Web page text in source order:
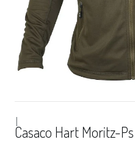
|
Casaco Hart Moritz-Ps